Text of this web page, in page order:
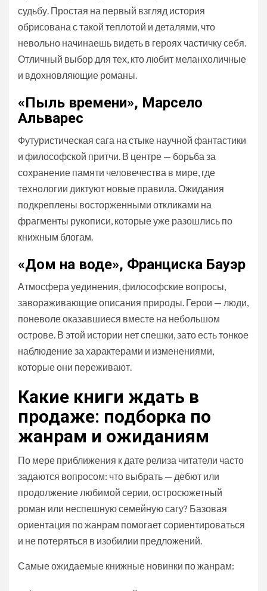
судьбу. Простая на первый взгляд история
обрисована с такой теплотой и деталями, что
невольно начинаешь видеть в героях частичку себя.
Отличный выбор для тех, кто любит меланхоличные
и вдохновляющие романы.
«Пыль времени», Марсело
Альварес
Футуристическая сага на стыке научной фантастики
и философской притчи. В центре — борьба за
сохранение памяти человечества в мире, где
технологии диктуют новые правила. Ожидания
подкреплены восторженными откликами на
фрагменты рукописи, которые уже разошлись по
книжным блогам.
«Дом на воде», Франциска Бауэр
Атмосфера уединения, философские вопросы,
завораживающие описания природы. Герои — люди,
поневоле оказавшиеся вместе на небольшом
острове. В этой истории нет спешки, зато есть тонкое
наблюдение за характерами и изменениями,
которые они переживают.
Какие книги ждать в
продаже: подборка по
жанрам и ожиданиям
По мере приближения к дате релиза читатели часто
задаются вопросом: что выбрать — дебют или
продолжение любимой серии, остросюжетный
роман или неспешную семейную сагу? Базовая
ориентация по жанрам помогает сориентироваться
и не потеряться в изобилии предложений.
Самые ожидаемые книжные новинки по жанрам: